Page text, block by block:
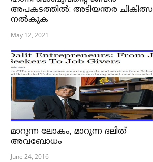
അപകടത്തിൽ: അടിയന്തര ചികിത്സ
നൽകുക
May 12, 2021
മാറുന്ന ലോകം, മാറുന്ന ദലിത്
അവബോധം
June 24, 2016